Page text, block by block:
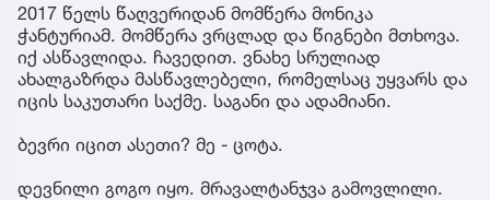
2017 წელს წაღვერიდან მომწერა მონიკა
ჭანტურიამ. მომწერა ვრცლად და წიგნები მთხოვა.
იქ ასწავლიდა. ჩავედით. ვნახე სრულიად
ახალგაზრდა მასწავლებელი, რომელსაც უყვარს და
იცის საკუთარი საქმე. საგანი და ადამიანი.
ბევრი იცით ასეთი? მე - ცოტა.
დევნილი გოგო იყო. მრავალტანჯვა გამოვლილი.